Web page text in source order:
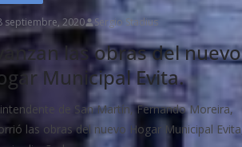
septiembre, 2020 Sergio Stadius
las obras del nuevo
Municipal Evita.
intendente de San Martín, Fernando Moreira,
las obras del nuevo Hogar Municipal